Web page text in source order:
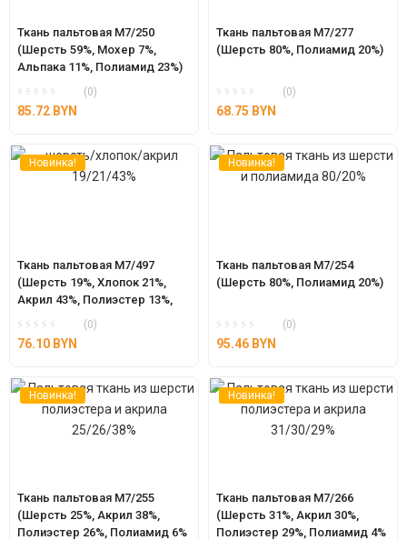
Ткань пальтовая М7/250
(Шерсть 59%, Мохер 7%,
Альпака 11%, Полиамид 23%)
(0)
85.72 BYN
Ткань пальтовая М7/277
(Шерсть 80%, Полиамид 20%)
(0)
68.75 BYN
Новинка!
Ткань пальтовая М7/497
(Шерсть 19%, Хлопок 21%,
Акрил 43%, Полиэстер 13%,
Полиамид 4%)
(0)
76.10 BYN
Новинка!
Ткань пальтовая М7/254
(Шерсть 80%, Полиамид 20%)
(0)
95.46 BYN
Новинка!
Ткань пальтовая М7/255
(Шерсть 25%, Акрил 38%,
Полиэстер 26%, Полиамид 6%
Новинка!
Ткань пальтовая М7/266
(Шерсть 31%, Акрил 30%,
Полиэстер 29%, Полиамид 4%